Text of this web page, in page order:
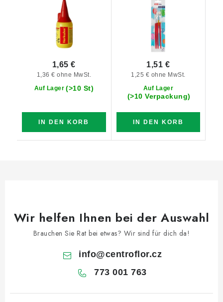
Auf Lager (>10 St)
1,36 € ohne MwSt.
1,65 €
IN DEN KORB
Auf Lager
(>10 Verpackung)
1,25 € ohne MwSt.
1,51 €
IN DEN KORB
Wir helfen Ihnen bei der Auswahl
Brauchen Sie Rat bei etwas? Wir sind für dich da!
info@centroflor.cz
773 001 763